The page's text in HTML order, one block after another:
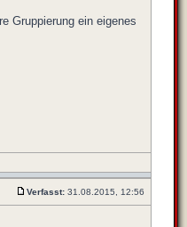
Gruppierung ein eigenes
Verfasst: 31.08.2015, 12:56